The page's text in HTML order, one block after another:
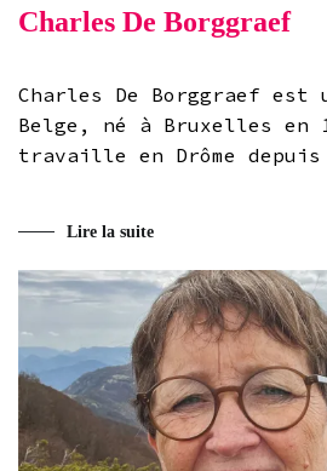
Charles De Borggraef
Charles De Borggraef est
Belge, né à Bruxelles
travaille en Drôme
Lire la suite